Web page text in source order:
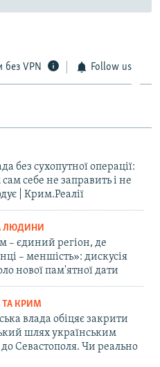
без VPN Follow us
без сухопутної операції:
себе не заправить і не
| Крим.Реалії
ЛЮДИНИ
– єдиний регіон, де
– меншість»: дискусія
нової пам'ятної дати
ТА КРИМ
влада обіцяє закрити
шлях українським
Севастополя. Чи реально